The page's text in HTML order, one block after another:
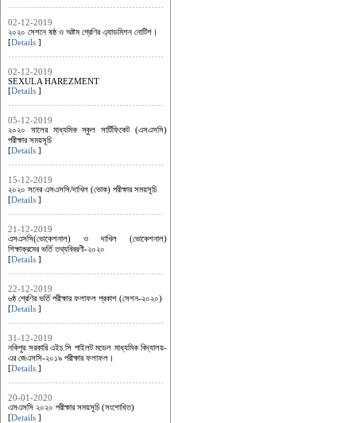
02-12-2019
২০২০ সেশনে ষষ্ঠ ও অষ্টম শ্রেণির এ্যাডমিশন নোটিশ।
[Details ]
02-12-2019
SEXULA HAREZMENT
[Details ]
05-12-2019
২০২০ সালের মাধ্যমিক স্কুল সার্টিফিকেট (এসএসসি)
পরীক্ষার সময়সূচি
[Details ]
15-12-2019
২০২০ সনের এসএসসি/দাখিল (ভোক) পরীক্ষার সময়সূচি
[Details ]
21-12-2019
এসএসসি(ভোকেশনাল) ও দাখিল (ভোকেশনাল)
শিক্ষাক্রমের ভর্তি তথ্যবিবরণী-২০২০
[Details ]
22-12-2019
৬ষ্ঠ শ্রেণির ভর্তি পরীক্ষার ফলাফল প্রকাশ (সেশন-২০২০)
[Details ]
31-12-2019
নকিপুর সরকারি এইচ.সি পাইলট মডেল মাধ্যমিক বিদ্যালয়-
এর জেএসসি-২০১৯ পরীক্ষার ফলাফল।
[Details ]
20-01-2020
এসএসসি ২০২০ পরীক্ষার সময়সূচি (সংশোধিত)
[Details ]